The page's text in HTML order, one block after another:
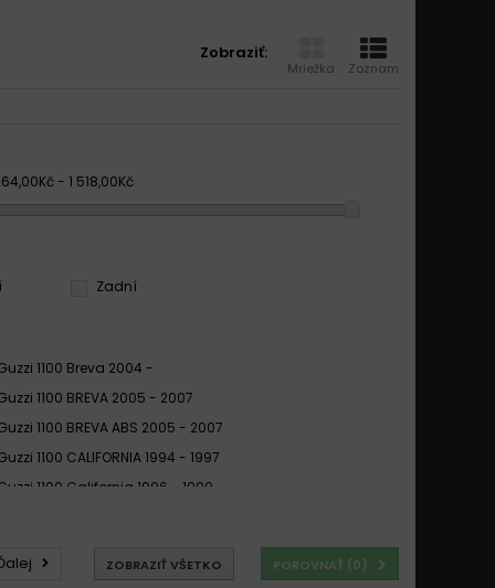
Zobraziť:
Mriežka Zoznam
- 1 518,00Kč
Zadní
1100 Breva 2004 -
1100 BREVA 2005 - 2007
1100 BREVA ABS 2005 - 2007
1100 CALIFORNIA 1994 - 1997
1100 California 1996 - 1999
1100 CALIFORNIA EV 2001 -
POROVNAŤ (0)
ZOBRAZIŤ VŠETKO